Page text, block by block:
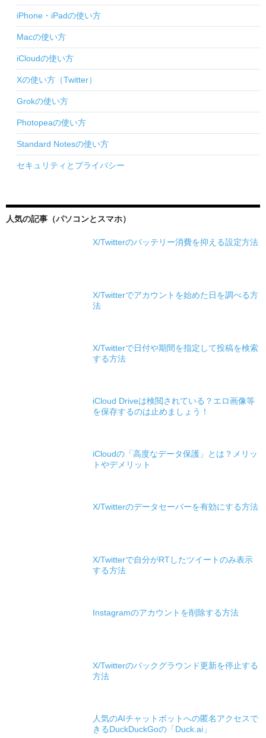
iPhone・iPadの使い方
Macの使い方
iCloudの使い方
Xの使い方（Twitter）
Grokの使い方
Photopeaの使い方
Standard Notesの使い方
セキュリティとプライバシー
人気の記事（パソコンとスマホ）
X/Twitterのバッテリー消費を抑える設定方法
X/Twitterでアカウントを始めた日を調べる方
法
X/Twitterで日付や期間を指定して投稿を検索
する方法
iCloud Driveは検閲されている？エロ画像等
を保存するのは止めましょう！
iCloudの「高度なデータ保護」とは？メリッ
トやデメリット
X/Twitterのデータセーバーを有効にする方法
X/Twitterで自分がRTしたツイートのみ表示
する方法
Instagramのアカウントを削除する方法
X/Twitterのバックグラウンド更新を停止する
方法
人気のAIチャットボットへの匿名アクセスで
きるDuckDuckGoの「Duck.ai」